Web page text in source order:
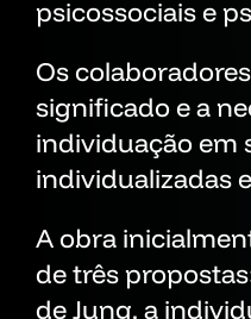
psicossociais e
Os
significado e a
individuação em
individualizadas
A obra
de três
de Jung, a